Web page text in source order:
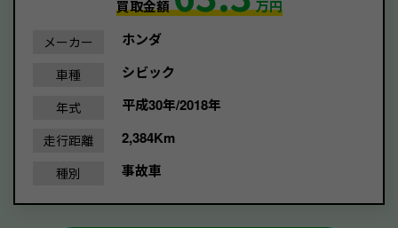
買取金額 万円
メーカー ホンダ
車種 シビック
年式 平成30年/2018年
走行距離 2,384Km
種別 事故車